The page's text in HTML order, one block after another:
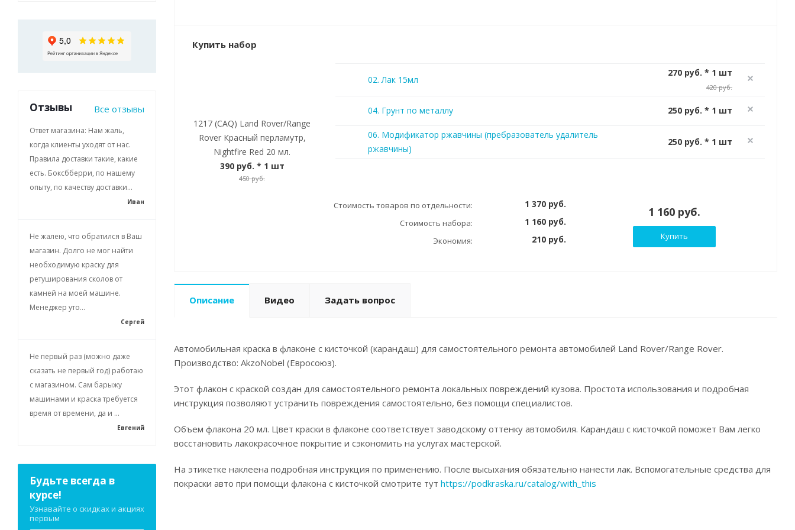
Купить набор
1217 (CAQ) Land Rover/Range
Rover Красный перламутр,
Nightfire Red 20 мл.
390 руб. * 1 шт
450 руб.
02. Лак 15мл
270 руб. * 1 шт
420 руб.
04. Грунт по металлу 250 руб. * 1 шт
06. Модификатор ржавчины (пребразователь удалитель
ржавчины)
250 руб. * 1 шт
Стоимость товаров по отдельности: 1 370 руб.
Стоимость набора: 1 160 руб.
Экономия: 210 руб.
1 160 руб.
Купить
Описание Видео Задать вопрос
Автомобильная краска в флаконе с кисточкой (карандаш) для самостоятельного ремонта автомобилей Land Rover/Range Rover.
Производство: AkzoNobel (Евросоюз).
Этот флакон с краской создан для самостоятельного ремонта локальных повреждений кузова. Простота использования и подробная
инструкция позволяют устранить повреждения самостоятельно, без помощи специалистов.
Объем флакона 20 мл. Цвет краски в флаконе соответствует заводскому оттенку автомобиля. Карандаш с кисточкой поможет Вам легко
восстановить лакокрасочное покрытие и сэкономить на услугах мастерской.
На этикетке наклеена подробная инструкция по применению. После высыхания обязательно нанести лак. Вспомогательные средства для
покраски авто при помощи флакона с кисточкой смотрите тут https://podkraska.ru/catalog/with_this
Отзывы Все отзывы
Ответ магазина: Нам жаль,
когда клиенты уходят от нас.
Правила доставки такие, какие
есть. Боксбберри, по нашему
опыту, по качеству доставки...
Иван
Не жалею, что обратился в Ваш
магазин. Долго не мог найти
необходимую краску для
ретуширования сколов от
камней на моей машине.
Менеджер уто...
Сергей
Не первый раз (можно даже
сказать не первый год) работаю
с магазином. Сам барыжу
машинами и краска требуется
время от времени, да и ...
Евгений
Будьте всегда в
курсе!
Узнавайте о скидках и акциях
первым